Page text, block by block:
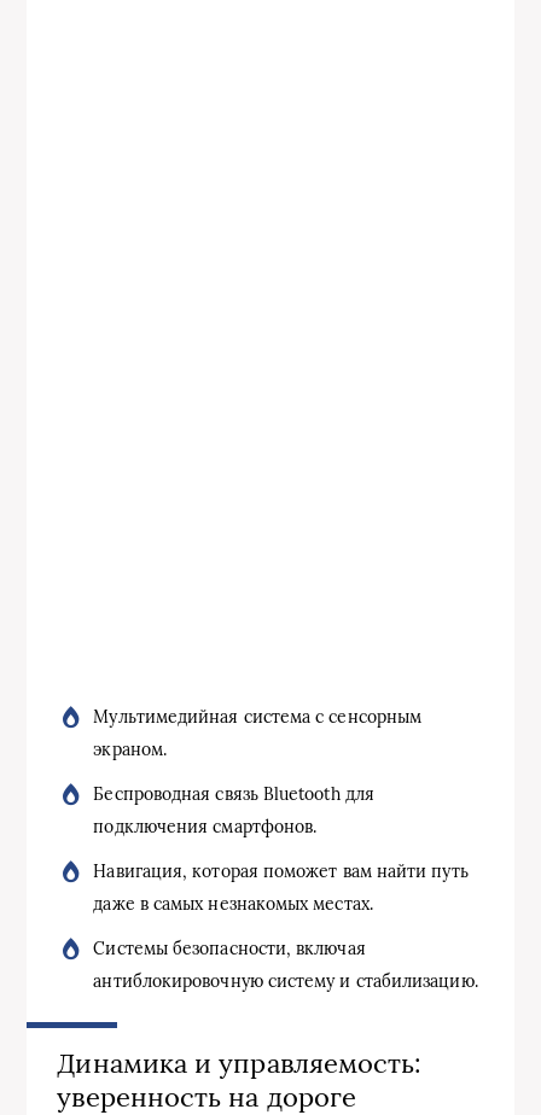
Мультимедийная система с сенсорным
экраном.
Беспроводная связь Bluetooth для
подключения смартфонов.
Навигация, которая поможет вам найти путь
даже в самых незнакомых местах.
Системы безопасности, включая
антиблокировочную систему и стабилизацию.
Динамика и управляемость:
уверенность на дороге